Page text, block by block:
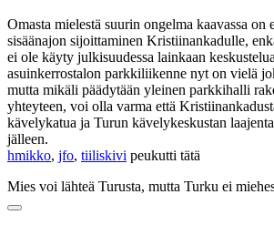
Omasta mielestä suurin ongelma kaavassa on
sisäänajon sijoittaminen Kristiinankadulle,
ei ole käyty julkisuudessa lainkaan
asuinkerrostalon parkkiliikenne nyt on vielä
mutta mikäli päädytään yleinen parkkihalli
yhteyteen, voi olla varma että
kävelykatua ja Turun kävelykeskustan
jälleen.
hmikko, jfo, tiiliskivi peukutti tätä
Mies voi lähteä Turusta, mutta Turku ei